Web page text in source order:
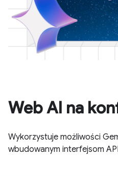
Web AI na
Wykorzystuje możliwości
wbudowanym interfejsom